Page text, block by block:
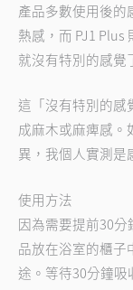
產品多數使用後的
熱感，而 PJ1
就沒有特別的感覺
這「沒有特別的感
成麻木或麻痺感。
異，我個人實測是
使用方法
因為需要提前30
品放在浴室的櫃子
途。等待30分鐘吸